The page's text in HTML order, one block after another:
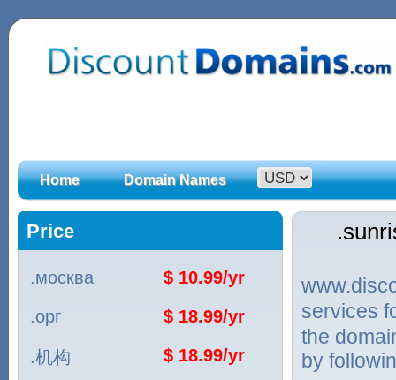
Home Domain Names
Price
.москва
$ 10.99/yr
.орг
$ 18.99/yr
.机构 $ 18.99/yr
services
the
by